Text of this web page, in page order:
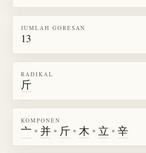
JUMLAH GORESAN
13
RADIKAL
斤
KOMPONEN
亠 • 并 • 斤 •木 • 立 •辛